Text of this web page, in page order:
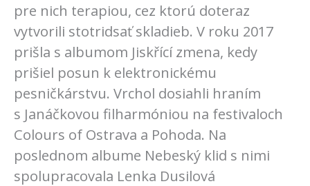
pre nich terapiou, cez ktorú doteraz
vytvorili stotridsať skladieb. V roku 2017
prišla s albumom Jiskřící zmena, kedy
prišiel posun k elektronickému
pesničkárstvu. Vrchol dosiahli hraním
s Janáčkovou filharmóniou na festivaloch
Colours of Ostrava a Pohoda. Na
poslednom albume Nebeský klid s nimi
spolupracovala Lenka Dusilová